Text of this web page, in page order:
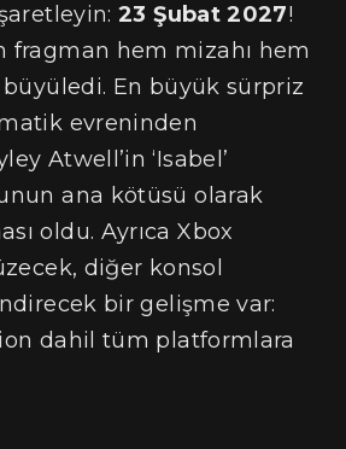
23 Şubat 2027!
fragman hem mizahı hem
En büyük sürpriz
evreninden
Atwell’in ‘Isabel’
ana kötüsü olarak
oldu. Ayrıca Xbox
diğer konsol
bir gelişme var:
dahil tüm platformlara